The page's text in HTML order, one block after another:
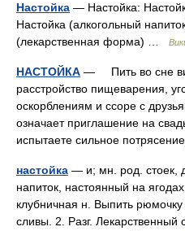
Настойка — Настойка:
Настойка (алкогольный
(лекарственная форма) …
НАСТОЙКА — Пить во сне
расстройство пищеварения,
оскорблениям и ссоре с
означает приглашение на
испытаете сильное
настойка — и; мн. род. стоек,
напиток, настоянный на
клубничная н. Выпить рюмочку
сливы. 2. Разг. Лекарственный